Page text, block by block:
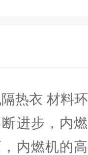
衣 材料环
步，内燃
内燃机的